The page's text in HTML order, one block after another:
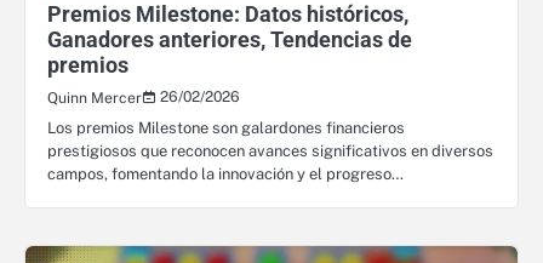
Premios Milestone: Datos históricos,
Ganadores anteriores, Tendencias de
premios
Quinn Mercer
26/02/2026
Los premios Milestone son galardones financieros
prestigiosos que reconocen avances significativos en diversos
campos, fomentando la innovación y el progreso…